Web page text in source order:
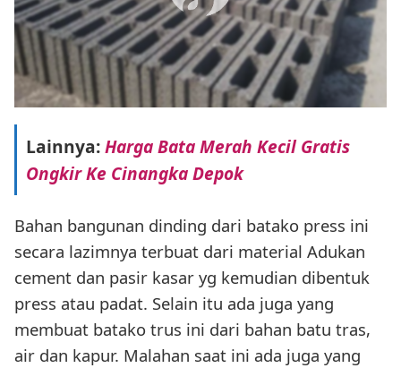
Lainnya:Harga Bata Merah Kecil Gratis
Ongkir Ke Cinangka Depok
Bahan bangunan dinding dari batako press ini
secara lazimnya terbuat dari material Adukan
cement dan pasir kasar yg kemudian dibentuk
press atau padat. Selain itu ada juga yang
membuat batako trus ini dari bahan batu tras,
air dan kapur. Malahan saat ini ada juga yang